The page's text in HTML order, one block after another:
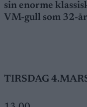
sin enorme
VM-gull som 32-
TIRSDAG